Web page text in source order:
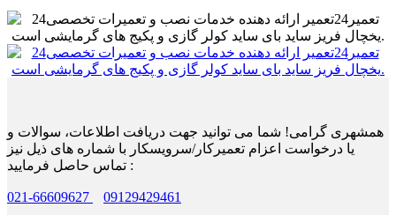
همشهری گرامی! شما می توانید جهت دریافت اطلاعات، سوالات و
یا درخواست اعزام تعمیرکار/سرویسکار با شماره های ذیل نیز
تماس حاصل فرمایید :
021-66609627 09129429461